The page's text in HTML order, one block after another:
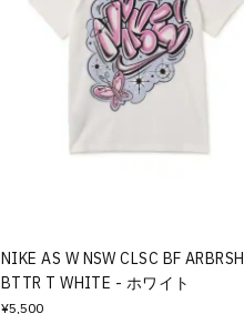
NIKE AS W NSW CLSC BF ARBRSH
BTTR T WHITE - ホワイト
¥5,500